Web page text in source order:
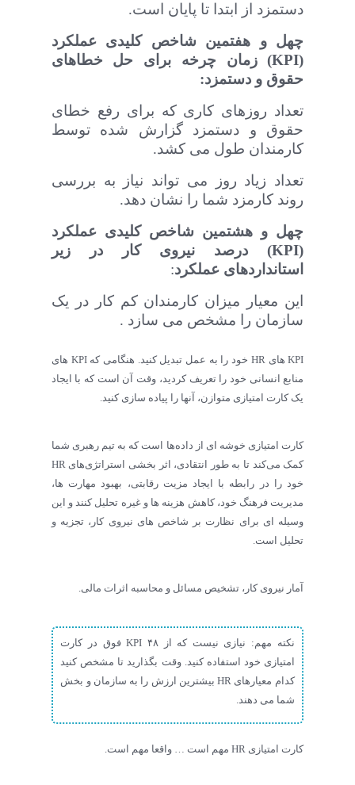
دستمزد از ابتدا تا پایان است.
چهل و هفتمین شاخص‌ کلیدی عملکرد
(
KPI) زمان چرخه برای حل خطاهای
حقوق و دستمزد:
تعداد روزهای کاری که برای رفع خطای
حقوق و دستمزد گزارش شده توسط
کارمندان طول می کشد.
تعداد زیاد روز می تواند نیاز به بررسی
روند کارمزد شما را نشان دهد.
چهل و هشتمین شاخص‌ کلیدی عملکرد
(
KPI) درصد نیروی کار در زیر
استانداردهای عملکرد:
این معیار میزان کارمندان کم کار در یک
سازمان را مشخص می سازد .
KPI های HR خود را به عمل تبدیل کنید. هنگامی که KPI های
منابع انسانی خود را تعریف کردید، وقت آن است که با ایجاد
یک کارت امتیازی متوازن، آنها را پیاده سازی کنید.
کارت امتیازی خوشه ای از داده‌ها است که به تیم رهبری شما
کمک می‌کند تا به طور انتقادی، اثر بخشی استراتژی‌های HR
خود را در رابطه با ایجاد مزیت رقابتی، بهبود مهارت ها،
مدیریت فرهنگ خود، کاهش هزینه ها و غیره تحلیل کنند و این
وسیله ای برای نظارت بر شاخص های نیروی کار، تجزیه و
تحلیل است.
آمار نیروی کار، تشخیص مسائل و محاسبه اثرات مالی.
نکته مهم: نیازی نیست که از ۴۸ KPI فوق در کارت
امتیازی خود استفاده کنید. وقت بگذارید تا مشخص کنید
کدام معیارهای HR بیشترین ارزش را به سازمان و بخش
شما می دهند.
کارت امتیازی HR مهم است … واقعا مهم است.